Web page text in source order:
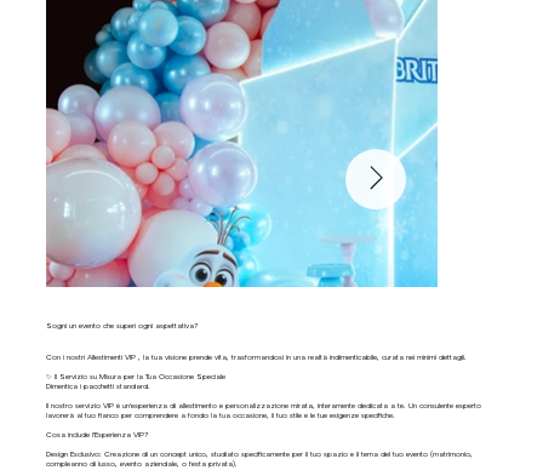
Sogni un evento che superi ogni aspettativa?
Con i nostri Allestimenti VIP , la tua visione prende vita, trasformandosi in una realtà indimenticabile, curata nei minimi dettagli.
✨ Il Servizio su Misura per la Tua Occasione Speciale
Dimentica i pacchetti standard.
Il nostro servizio VIP è un'esperienza di allestimento e personalizzazione mirata, interamente dedicata a te. Un consulente esperto
lavorerà al tuo fianco per comprendere a fondo la tua occasione, il tuo stile e le tue esigenze specifiche.
Cosa include l'Esperienza VIP?
Design Esclusivo: Creazione di un concept unico, studiato specificamente per il tuo spazio e il tema del tuo evento (matrimonio,
compleanno di lusso, evento aziendale, o festa privata).